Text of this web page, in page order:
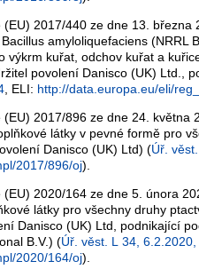
2017/440 ze dne 13.
Bacillus amyloliquefaciens (NRRL
výkrm kuřat, odchov kuřat a
povolení Danisco (UK) Ltd.,
, ELI: http://data.europa.eu/eli/
2017/896 ze dne 24.
látky v pevné formě pro
Danisco (UK) Ltd) (Úř.
2017/896/oj).
2020/164 ze dne 5. února
látky pro všechny druhy
Danisco (UK) Ltd, podnikající
B.V.) (Úř. věst. L 34,
2020/164/oj).